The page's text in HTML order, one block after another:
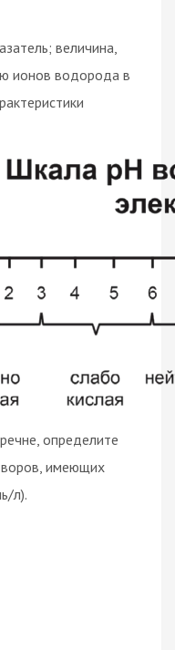
величина,
ионов водорода в
определите
имеющих
л).